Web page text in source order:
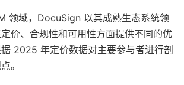
领域，DocuSign 以其成熟生态系统领
价、合规性和可用性方面提供不同的优
2025 年定价数据对主要参与者进行剖
。